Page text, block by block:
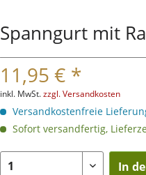
Spanngurt mit
11,95 € *
inkl. MwSt.zzgl. Versandkosten
Versandkostenfreie
Sofort versandfertig,
In